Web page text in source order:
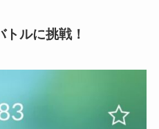
ルに挑戦！